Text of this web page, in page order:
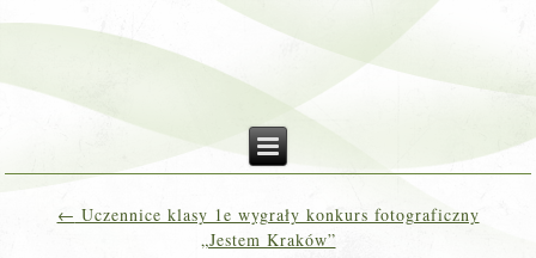
← Uczennice klasy 1e wygrały konkurs fotograficzny
„Jestem Kraków”